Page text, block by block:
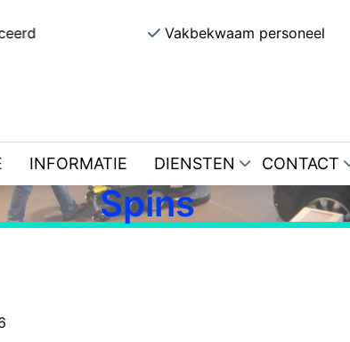
Vakbekwaam personeel
INFORMATIE DIENSTEN CONTACT
Casino Bison —
Claim Free
Spins